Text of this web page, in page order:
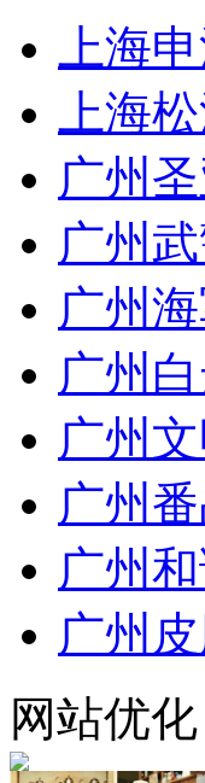
上海
上海
广州
广州
广州
广州
广州
广州
广州
广州
网站优化